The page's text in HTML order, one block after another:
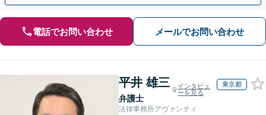
電話でお問い合わせ メールでお問い合わせ
平井 雄三
弁護士
インタビュ
ーを見る
東京都
法律事務所アヴァンティ